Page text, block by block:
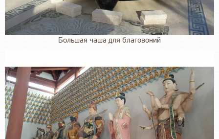
Большая чаша для благовоний